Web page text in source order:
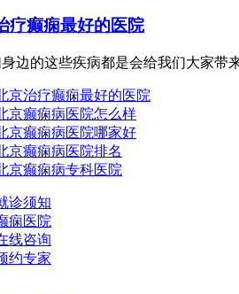
疗癫痫最好的医院
边的这些疾病都是会给我们大家带
京治疗癫痫最好的医院
京癫痫病医院怎么样
京癫痫病医院哪家好
京癫痫病医院排名
京癫痫病专科医院
诊须知
痫医院
线咨询
约专家